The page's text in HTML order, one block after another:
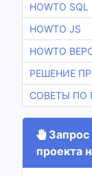
HOWTO SQL
HOWTO JS
HOWTO
РЕШЕНИЕ
СОВЕТЫ ПО
Запрос
проекта